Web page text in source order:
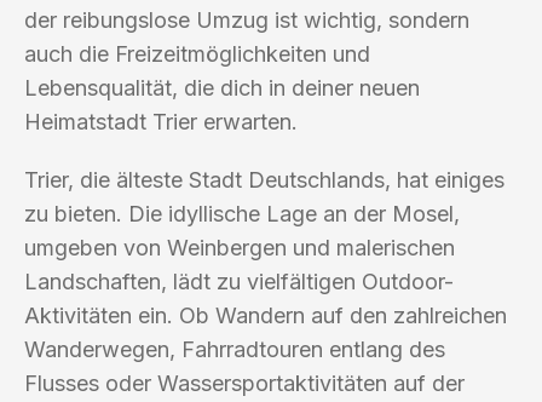
der reibungslose Umzug ist wichtig, sondern
auch die Freizeitmöglichkeiten und
Lebensqualität, die dich in deiner neuen
Heimatstadt Trier erwarten.
Trier, die älteste Stadt Deutschlands, hat einiges
zu bieten. Die idyllische Lage an der Mosel,
umgeben von Weinbergen und malerischen
Landschaften, lädt zu vielfältigen Outdoor-
Aktivitäten ein. Ob Wandern auf den zahlreichen
Wanderwegen, Fahrradtouren entlang des
Flusses oder Wassersportaktivitäten auf der